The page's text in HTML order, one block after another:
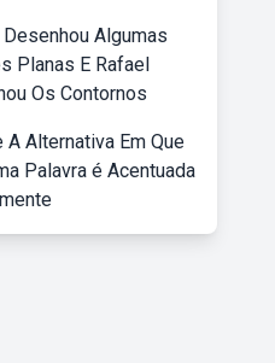
Algumas
Planas E Rafael
Os Contornos
A Alternativa Em Que
Palavra é Acentuada